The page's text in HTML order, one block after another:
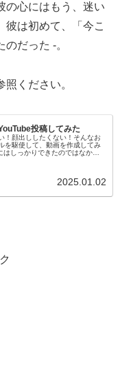
の心にはもう、迷い
彼は初めて、「今こ
だった -。
ください。
投稿してみた
！顔出ししたくない！そんなお
を駆使して、動画を作成してみ
しっかりできたのではなかろ
2025.01.02